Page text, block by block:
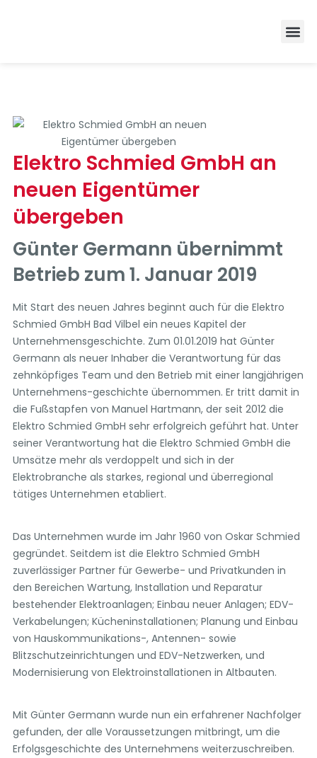
Elektro Schmied GmbH an
neuen Eigentümer
übergeben
Günter Germann übernimmt
Betrieb zum 1. Januar 2019
Mit Start des neuen Jahres beginnt auch für die Elektro
Schmied GmbH Bad Vilbel ein neues Kapitel der
Unternehmensgeschichte. Zum 01.01.2019 hat Günter
Germann als neuer Inhaber die Verantwortung für das
zehnköpfiges Team und den Betrieb mit einer langjährigen
Unternehmens-geschichte übernommen. Er tritt damit in
die Fußstapfen von Manuel Hartmann, der seit 2012 die
Elektro Schmied GmbH sehr erfolgreich geführt hat. Unter
seiner Verantwortung hat die Elektro Schmied GmbH die
Umsätze mehr als verdoppelt und sich in der
Elektrobranche als starkes, regional und überregional
tätiges Unternehmen etabliert.
Das Unternehmen wurde im Jahr 1960 von Oskar Schmied
gegründet. Seitdem ist die Elektro Schmied GmbH
zuverlässiger Partner für Gewerbe- und Privatkunden in
den Bereichen Wartung, Installation und Reparatur
bestehender Elektroanlagen; Einbau neuer Anlagen; EDV-
Verkabelungen; Kücheninstallationen; Planung und Einbau
von Hauskommunikations-, Antennen- sowie
Blitzschutzeinrichtungen und EDV-Netzwerken, und
Modernisierung von Elektroinstallationen in Altbauten.
Mit Günter Germann wurde nun ein erfahrener Nachfolger
gefunden, der alle Voraussetzungen mitbringt, um die
Erfolgsgeschichte des Unternehmens weiterzuschreiben.